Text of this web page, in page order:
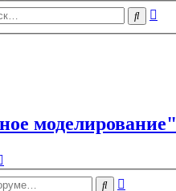
Поиск
моделирование"
Поиск